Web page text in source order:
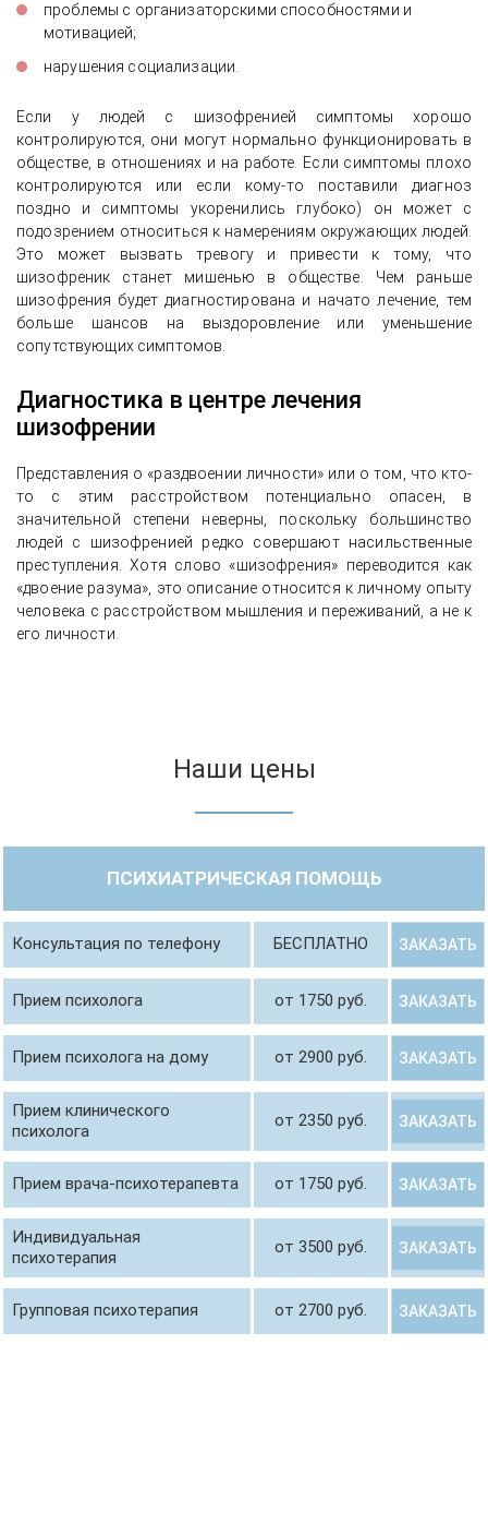
проблемы с организаторскими способностями и
мотивацией;
нарушения социализации.
Если у людей с шизофренией симптомы хорошо
контролируются, они могут нормально функционировать в
обществе, в отношениях и на работе. Если симптомы плохо
контролируются или если кому-то поставили диагноз
поздно и симптомы укоренились глубоко) он может с
подозрением относиться к намерениям окружающих людей.
Это может вызвать тревогу и привести к тому, что
шизофреник станет мишенью в обществе. Чем раньше
шизофрения будет диагностирована и начато лечение, тем
больше шансов на выздоровление или уменьшение
сопутствующих симптомов.
Диагностика в центре лечения
шизофрении
Представления о «раздвоении личности» или о том, что кто-
то с этим расстройством потенциально опасен, в
значительной степени неверны, поскольку большинство
людей с шизофренией редко совершают насильственные
преступления. Хотя слово «шизофрения» переводится как
«двоение разума», это описание относится к личному опыту
человека с расстройством мышления и переживаний, а не к
его личности.
Наши цены
ПСИХИАТРИЧЕСКАЯ ПОМОЩЬ
Консультация по телефону БЕСПЛАТНО ЗАКАЗАТЬ
Прием психолога от 1750 руб. ЗАКАЗАТЬ
Прием психолога на дому от 2900 руб. ЗАКАЗАТЬ
Прием клинического
психолога
от 2350 руб. ЗАКАЗАТЬ
Прием врача-психотерапевта от 1750 руб. ЗАКАЗАТЬ
Индивидуальная
психотерапия
от 3500 руб. ЗАКАЗАТЬ
Групповая психотерапия от 2700 руб. ЗАКАЗАТЬ